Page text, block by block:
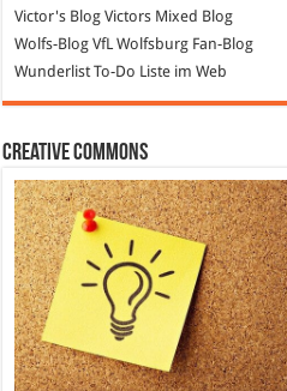
Victor's Blog Victors Mixed Blog
Wolfs-Blog VfL Wolfsburg Fan-Blog
WunderlistTo-Do Liste im Web
Creative Commons